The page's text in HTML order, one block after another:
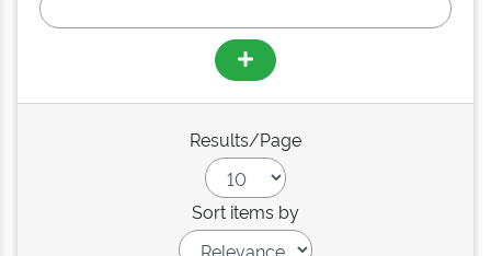
Results/Page
Sort items by